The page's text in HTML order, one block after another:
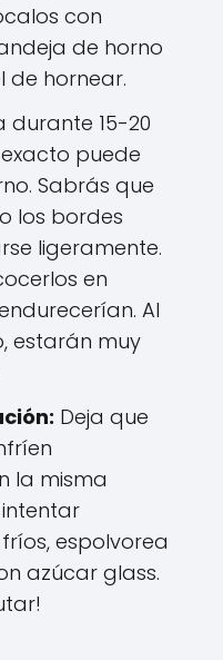
con
de horno
hornear.
durante 15-20
puede
Sabrás que
los bordes
ligeramente.
en
Al
estarán muy
Deja que
la misma
espolvorea
azúcar glass.